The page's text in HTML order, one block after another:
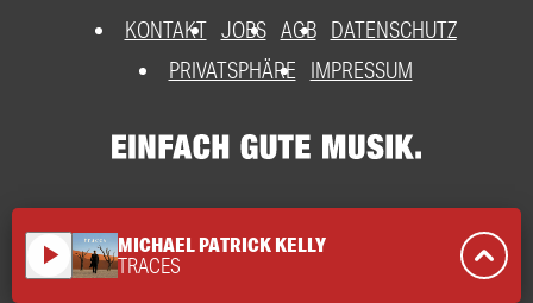
KONTAKT JOBS AGB DATENSCHUTZ
PRIVATSPHÄRE
IMPRESSUM
play_arrow MICHAEL PATRICK KELLY
TRACES